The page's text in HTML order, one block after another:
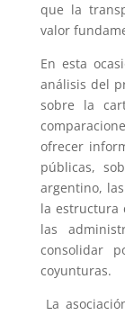
que la
valor
En esta
análisis del
sobre la
ofrecer
públicas,
argentino,
la estructura
las
consolidar
coyunturas.
La